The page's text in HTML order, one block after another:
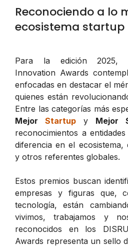
Reconociendo a lo
ecosistema startup
Para la edición 2025,
Innovation Awards
enfocadas en destacar el
quienes están
Entre las categorías más
Mejor Startup y Mejor
reconocimientos a
diferencia en el ecosistema,
y otros referentes globales.
Estos premios buscan
empresas y figuras que,
tecnología, están
vivimos, trabajamos y
reconocidos en los
Awards representa un sello